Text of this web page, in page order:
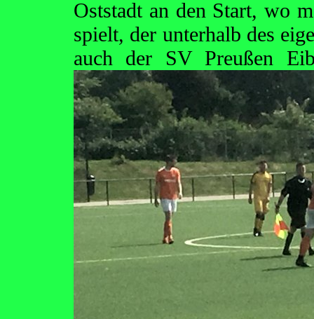
Oststadt an den Start, wo
spielt, der unterhalb des
auch der SV Preußen